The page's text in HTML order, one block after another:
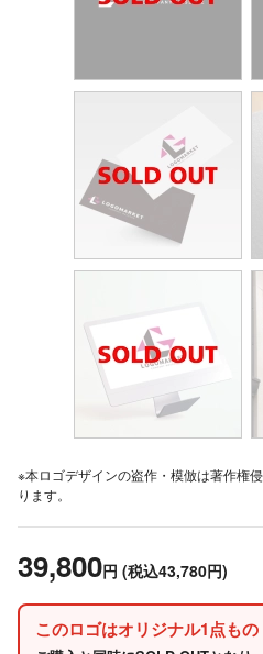
※本ロゴデザインの盗作・模倣は著作権
ります。
39,800円 (税込43,780円)
このロゴはオリジナル1点もの